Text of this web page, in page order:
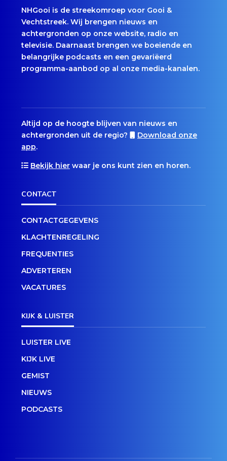
NHGooi is de streekomroep voor Gooi &
Vechtstreek. Wij brengen nieuws en
achtergronden op onze website, radio en
televisie. Daarnaast brengen we boeiende en
belangrijke podcasts en een gevariëerd
programma-aanbod op al onze media-kanalen.
Altijd op de hoogte blijven van nieuws en
achtergronden uit de regio?
Download onze
app.
Bekijk hier waar je ons kunt zien en horen.
CONTACT
CONTACTGEGEVENS
KLACHTENREGELING
FREQUENTIES
ADVERTEREN
VACATURES
KIJK & LUISTER
LUISTER LIVE
KIJK LIVE
GEMIST
NIEUWS
PODCASTS